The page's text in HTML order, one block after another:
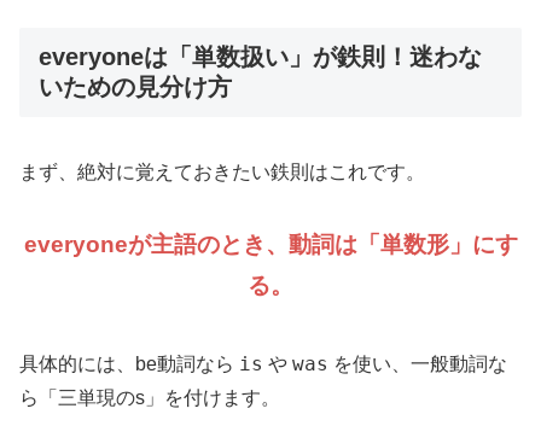
everyoneは「単数扱い」が鉄則！迷わな
いための見分け方
まず、絶対に覚えておきたい鉄則はこれです。
everyoneが主語のとき、動詞は「単数形」にす
る。
具体的には、be動詞なら is や was を使い、一般動詞な
ら「三単現のs」を付けます。